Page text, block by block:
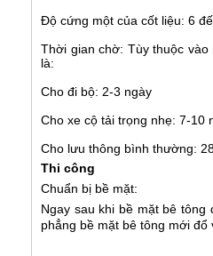
Độ cứng một của cốt liệu: 6
Thời gian chờ: Tùy thuộc
là:
Cho đi bộ: 2-3 ngày
Cho xe cộ tải trọng nhẹ: 7-10
Cho lưu thông bình thường:
Thi công
Chuẩn bị bề mặt:
Ngay sau khi bề mặt bê
phẳng bề mặt bê tông mới